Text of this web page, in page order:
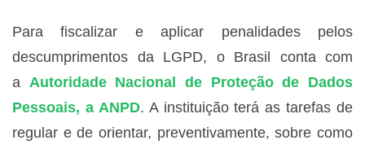
Para fiscalizar e aplicar penalidades pelos
descumprimentos da LGPD, o Brasil conta com
a Autoridade Nacional de Proteção de Dados
Pessoais, a ANPD. A instituição terá as tarefas de
regular e de orientar, preventivamente, sobre como